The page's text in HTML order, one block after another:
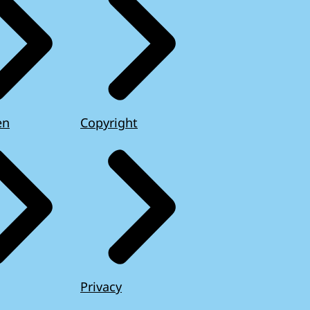
Copyright
Privacy